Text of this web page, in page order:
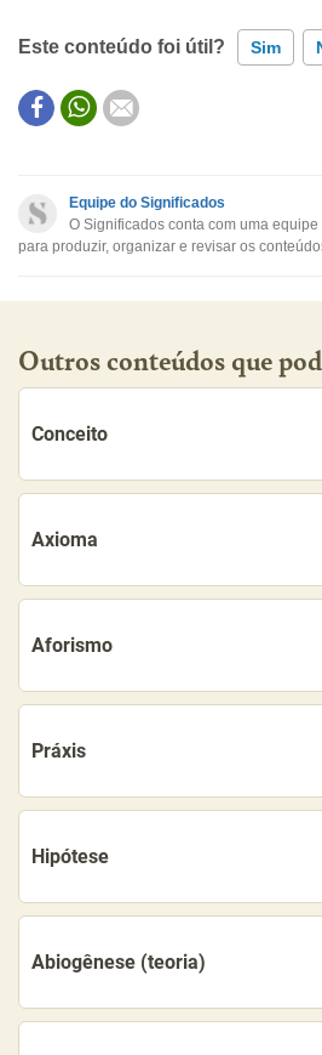
Este conteúdo foi útil? Sim
Este conteúdo não tem a
Outro
Equipe do Significados
O Significados conta com uma
para produzir, organizar e revisar os
Outros conteúdos que
Conceito
Axioma
Aforismo
Práxis
Hipótese
Abiogênese (teoria)